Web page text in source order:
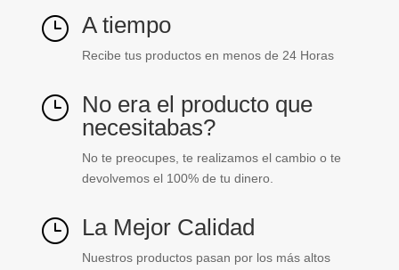
} A tiempo
Recibe tus productos en menos de 24 Horas
} No era el producto que
necesitabas?
No te preocupes, te realizamos el cambio o te
devolvemos el 100% de tu dinero.
} La Mejor Calidad
Nuestros productos pasan por los más altos